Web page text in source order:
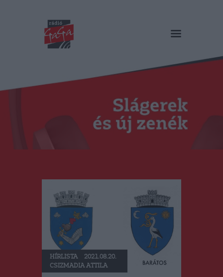
RÁDIÓ GAGA
Műsorok
Duma Duba
Podcast és videók
Stáb
HÍRLISTA
2021.08.20.
CSIZMADIA ATTILA